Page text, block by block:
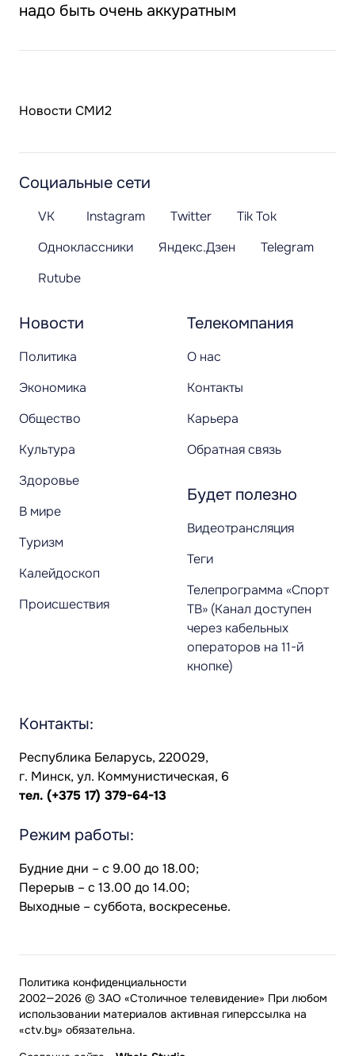
надо быть очень аккуратным
Новости СМИ2
Новости
Политика
Экономика
Общество
Культура
Здоровье
В мире
Туризм
Калейдоскоп
Происшествия
Телекомпания
О нас
Контакты
Карьера
Обратная связь
Будет полезно
Видеотрансляция
Теги
Телепрограмма «Спорт
ТВ» (Канал доступен
через кабельных
операторов на 11-й
кнопке)
Социальные сети
VK Instagram Twitter
Tik Tok
Одноклассники
Яндекс.Дзен
Telegram
Rutube
Контакты:
Республика Беларусь, 220029,
г. Минск, ул. Коммунистическая, 6
тел. (+375 17) 379-64-13
Режим работы:
Будние дни – с 9.00 до 18.00;
Перерыв – с 13.00 до 14.00;
Выходные – суббота, воскресенье.
2002—2026 © ЗАО «Столичное телевидение» При любом
использовании материалов активная гиперссылка на
«ctv.by» обязательна.
Политика конфиденциальности